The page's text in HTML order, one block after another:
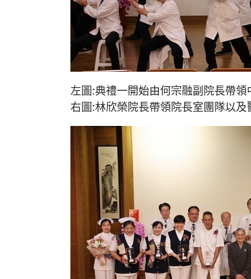
左圖:典禮一開始由何宗融副院長帶
右圖:林欣榮院長帶領院長室團隊以